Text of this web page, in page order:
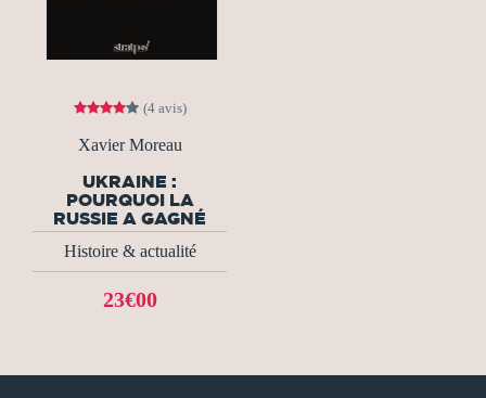
(4 avis)
Xavier Moreau
UKRAINE :
POURQUOI LA
RUSSIE A GAGNÉ
Histoire & actualité
23€00